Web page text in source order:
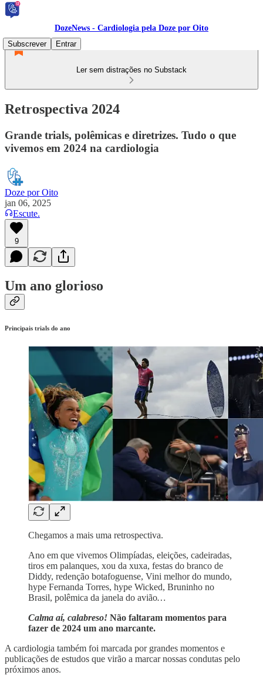
DozeNews - Cardiologia pela Doze por Oito
Subscrever
Entrar
Ler sem distrações no Substack
Retrospectiva 2024
Grande trials, polêmicas e diretrizes. Tudo o que
vivemos em 2024 na cardiologia
Doze por Oito
jan 06, 2025
Escute.
9
Um ano glorioso
Principais trials do ano
Chegamos a mais uma retrospectiva.
Ano em que vivemos Olimpíadas, eleições, cadeiradas,
tiros em palanques, xou da xuxa, festas do branco de
Diddy, redenção botafoguense, Vini melhor do mundo,
hype Fernanda Torres, hype Wicked, Bruninho no
Brasil, polêmica da janela do avião…
Calma aí, calabreso! Não faltaram momentos para
fazer de 2024 um ano marcante.
A cardiologia também foi marcada por grandes momentos e
publicações de estudos que virão a marcar nossas condutas pelo
próximos anos.